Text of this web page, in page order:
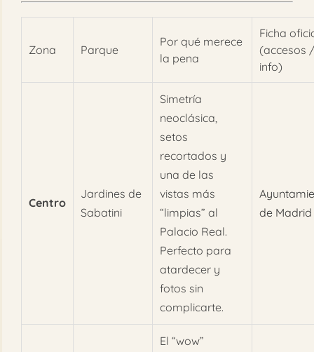
Zona Parque
Por qué merece
la pena
Ficha
(accesos /
info)
Centro
Jardines de
Sabatini
Simetría
neoclásica,
setos
recortados y
una de las
vistas más
“limpias” al
Palacio Real.
Perfecto para
atardecer y
fotos sin
complicarte.
de Madrid
El “wow”